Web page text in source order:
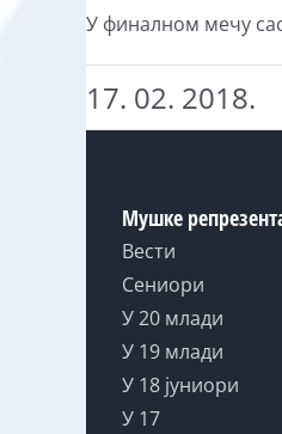
У финалном мечу
17. 02. 2018.
Мушке
Вести
Сениори
У 20 млади
У 19 млади
У 18 јуниори
У 17